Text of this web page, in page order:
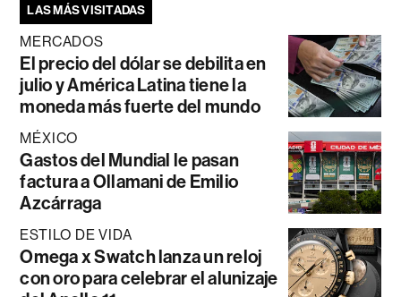
LAS MÁS VISITADAS
MERCADOS
El precio del dólar se debilita en
julio y América Latina tiene la
moneda más fuerte del mundo
MÉXICO
Gastos del Mundial le pasan
factura a Ollamani de Emilio
Azcárraga
ESTILO DE VIDA
Omega x Swatch lanza un reloj
con oro para celebrar el alunizaje